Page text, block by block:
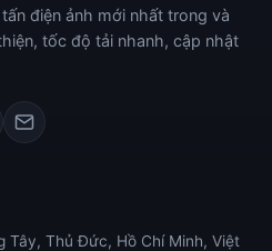
điện ảnh mới nhất trong và
tốc độ tải nhanh, cập nhật
Tây, Thủ Đức, Hồ Chí Minh, Việt